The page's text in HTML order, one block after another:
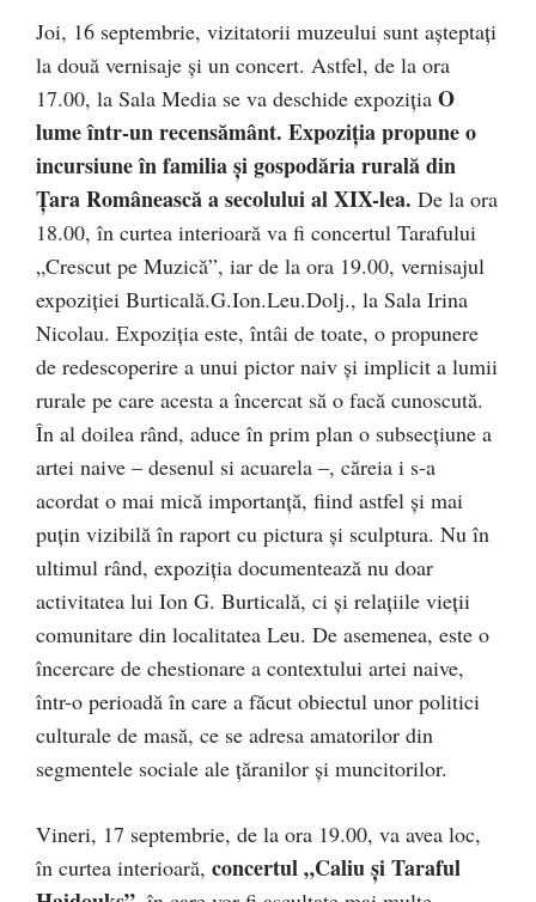
Joi, 16 septembrie, vizitatorii muzeului sunt aşteptaţi
la două vernisaje şi un concert. Astfel, de la ora
17.00, la Sala Media se va deschide expoziția O
lume într-un recensământ. Expoziția propune o
incursiune în familia și gospodăria rurală din
Țara Românească a secolului al XIX-lea. De la ora
18.00, în curtea interioară va fi concertul Tarafului
„Crescut pe Muzică”, iar de la ora 19.00, vernisajul
expoziției Burticală.G.Ion.Leu.Dolj., la Sala Irina
Nicolau. Expoziția este, întâi de toate, o propunere
de redescoperire a unui pictor naiv și implicit a lumii
rurale pe care acesta a încercat să o facă cunoscută.
În al doilea rând, aduce în prim plan o subsecțiune a
artei naive – desenul si acuarela –, căreia i s-a
acordat o mai mică importanță, fiind astfel și mai
puțin vizibilă în raport cu pictura și sculptura. Nu în
ultimul rând, expoziția documentează nu doar
activitatea lui Ion G. Burticală, ci și relațiile vieții
comunitare din localitatea Leu. De asemenea, este o
încercare de chestionare a contextului artei naive,
într-o perioadă în care a făcut obiectul unor politici
culturale de masă, ce se adresa amatorilor din
segmentele sociale ale țăranilor și muncitorilor.
Vineri, 17 septembrie, de la ora 19.00, va avea loc,
în curtea interioară, concertul „Caliu și Taraful